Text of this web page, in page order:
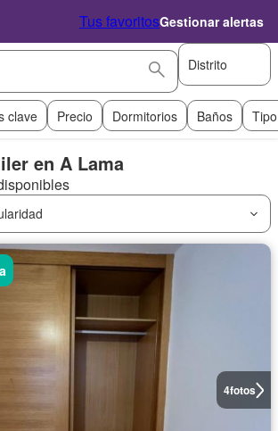
Tus favoritosGestionar alertas
Distrito
clave Precio Dormitorios Baños
en A Lama
4fotos